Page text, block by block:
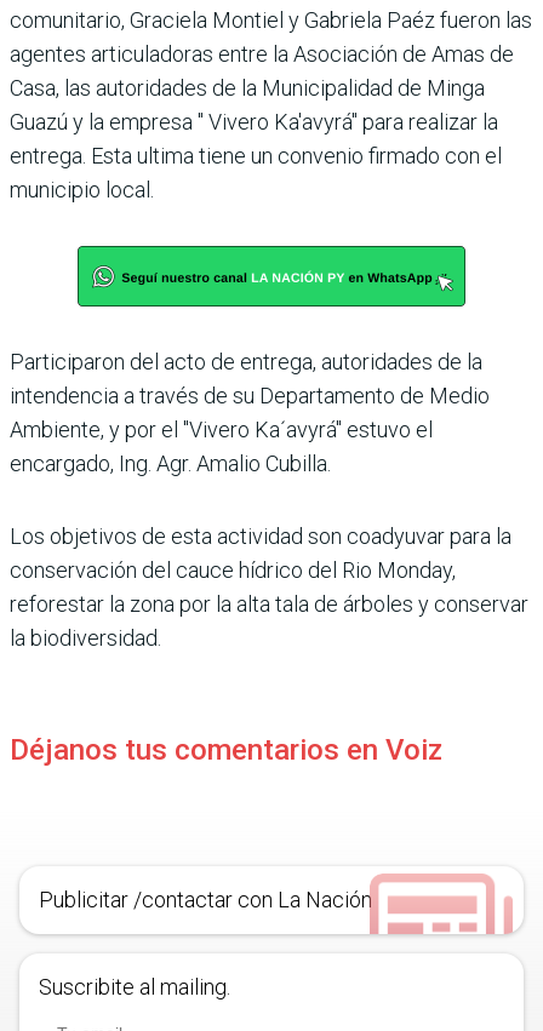
comunitario, Graciela Montiel y Gabriela Paéz fueron las
agentes articuladoras entre la Asociación de Amas de
Casa, las autoridades de la Municipalidad de Minga
Guazú y la empresa " Vivero Ka'avyrá" para realizar la
entrega. Esta ultima tiene un convenio firmado con el
municipio local.
Participaron del acto de entrega, autoridades de la
intendencia a través de su Departamento de Medio
Ambiente, y por el "Vivero Ka´avyrá" estuvo el
encargado, Ing. Agr. Amalio Cubilla.
Los objetivos de esta actividad son coadyuvar para la
conservación del cauce hídrico del Rio Monday,
reforestar la zona por la alta tala de árboles y conservar
la biodiversidad.
Déjanos tus comentarios en Voiz
Publicitar /contactar con La Nación
Suscribite al mailing.